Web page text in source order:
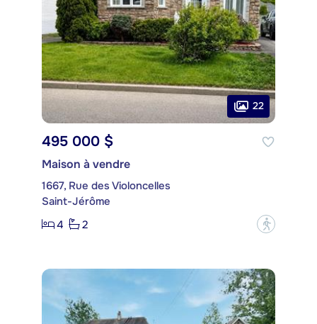
22
495 000 $
Maison à vendre
1667, Rue des Violoncelles
Saint-Jérôme
4
2 ?